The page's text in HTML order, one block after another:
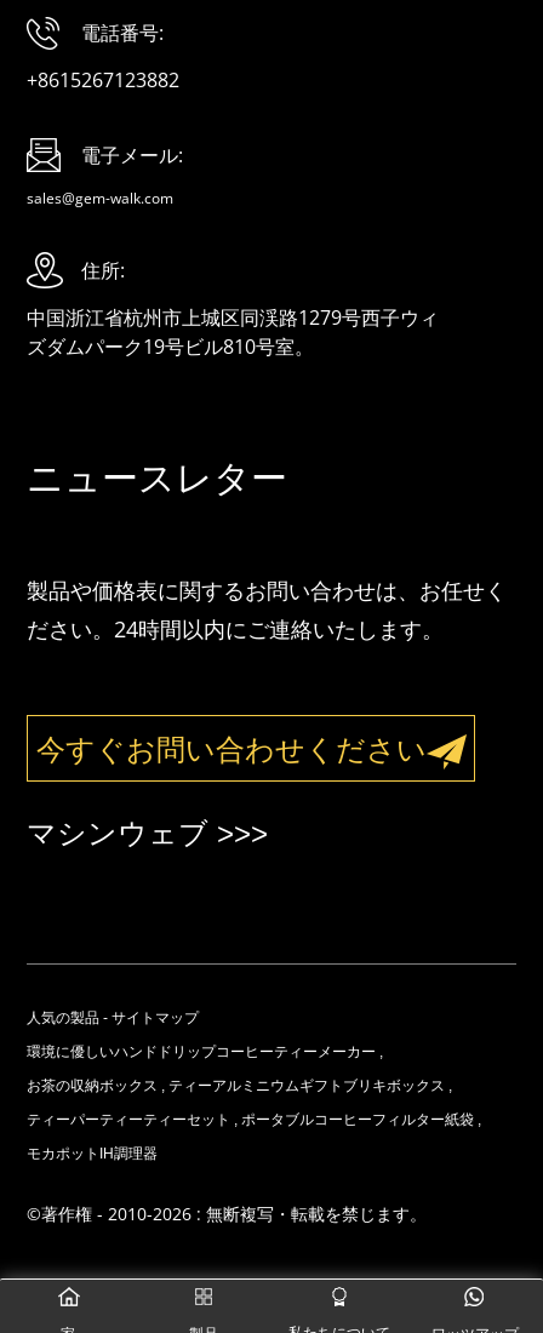
電話番号:
+8615267123882
電子メール:
sales@gem-walk.com
住所:
中国浙江省杭州市上城区同渓路1279号西子ウィ
ズダムパーク19号ビル810号室。
ニュースレター
製品や価格表に関するお問い合わせは、お任せく
ださい。24時間以内にご連絡いたします。
今すぐお問い合わせください
マシンウェブ >>>
人気の製品 -サイトマップ
環境に優しいハンドドリップコーヒーティーメーカー ,
お茶の収納ボックス ,ティーアルミニウムギフトブリキボックス ,
ティーパーティーティーセット ,ポータブルコーヒーフィルター紙袋 ,
モカポットIH調理器
©著作権 - 2010-2026 : 無断複写・転載を禁じます。